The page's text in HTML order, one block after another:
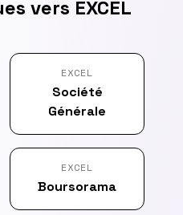
vers EXCEL
EXCEL
Société
Générale
EXCEL
Boursorama